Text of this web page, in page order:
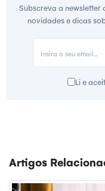
Subscreva a newsletter
novidades e dicas
Li e
Artigos